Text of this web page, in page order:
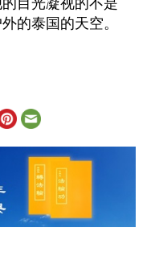
目光凝视的不是
的泰国的天空。